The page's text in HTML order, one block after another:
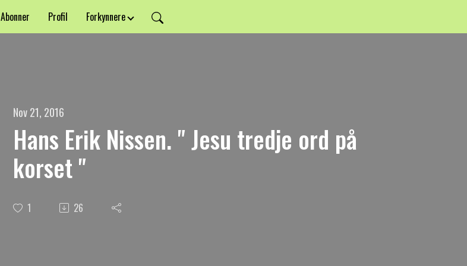
Abonner Profil Forkynnere
Nov 21, 2016
Hans Erik Nissen. " Jesu tredje ord på
korset "
1 26